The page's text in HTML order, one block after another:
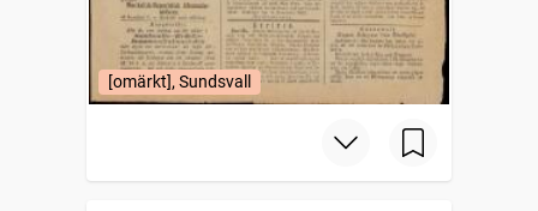
[omärkt], Sundsvall